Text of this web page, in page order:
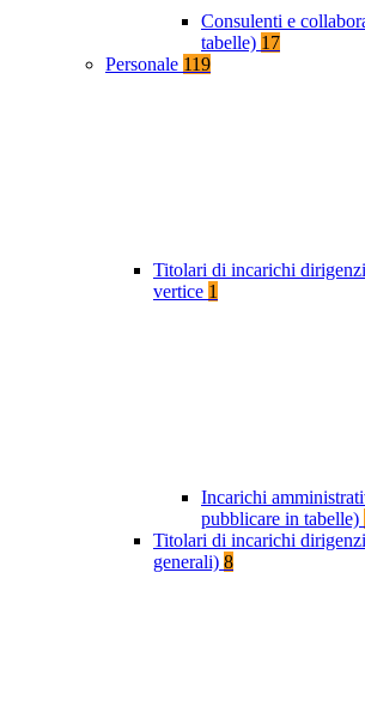
Consulenti e
tabelle) 17
Personale 119
Titolari di incarichi
vertice 1
Incarichi
pubblicare in tabelle)
Titolari di incarichi
generali) 8